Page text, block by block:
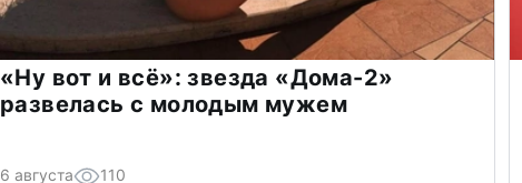
«Ну вот и всё»: звезда «Дома-2»
развелась с молодым мужем
6 августа 110